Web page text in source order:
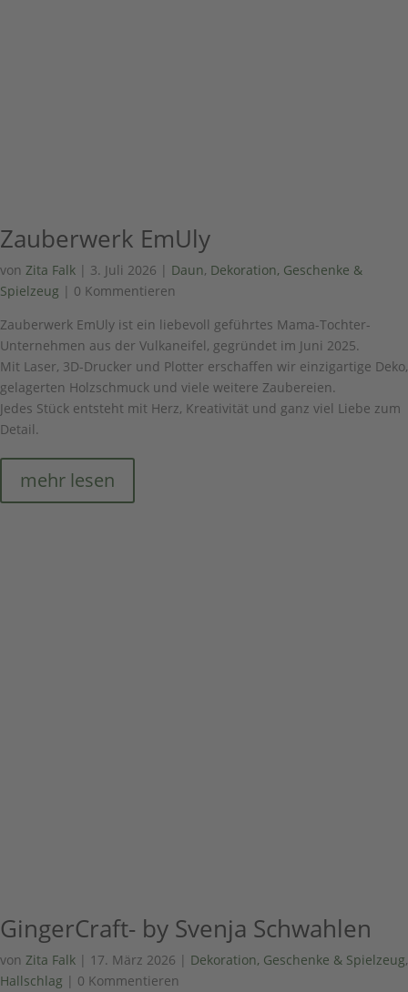
Zauberwerk EmUly
von Zita Falk | 3. Juli 2026 | Daun, Dekoration, Geschenke &
Spielzeug | 0 Kommentieren
Zauberwerk EmUly ist ein liebevoll geführtes Mama-Tochter-
Unternehmen aus der Vulkaneifel, gegründet im Juni 2025.
Mit Laser, 3D-Drucker und Plotter erschaffen wir einzigartige Deko,
gelagerten Holzschmuck und viele weitere Zaubereien.
Jedes Stück entsteht mit Herz, Kreativität und ganz viel Liebe zum
Detail.
mehr lesen
GingerCraft- by Svenja Schwahlen
von Zita Falk | 17. März 2026 | Dekoration, Geschenke & Spielzeug,
Hallschlag | 0 Kommentieren